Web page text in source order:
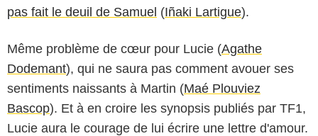
pas fait le deuil de Samuel (Iñaki Lartigue).
Même problème de cœur pour Lucie (Agathe
Dodemant), qui ne saura pas comment avouer ses
sentiments naissants à Martin (Maé Plouviez
Bascop). Et à en croire les synopsis publiés par TF1,
Lucie aura le courage de lui écrire une lettre d'amour.